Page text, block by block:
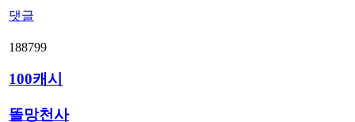
댓글
188799
100캐시
똘망천사